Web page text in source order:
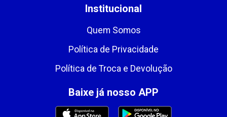
Institucional
Quem Somos
Política de Privacidade
Política de Troca e Devolução
Baixe já nosso APP